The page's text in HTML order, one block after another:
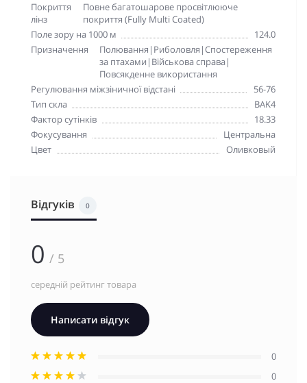
Покриття
лінз
Повне багатошарове просвітлююче
покриття (Fully Multi Coated)
Поле зору на 1000 м
124.0
Призначення
Полювання|Риболовля|Спостереження
за птахами|Військова справа|
Повсякденне використання
Регулювання міжзіничної відстані
56-76
Тип скла
BAK4
Фактор сутінків
18.33
Фокусування
Центральна
Цвет
Оливковый
Відгуків 0
0 / 5
середній рейтинг товара
Написати відгук
0
0